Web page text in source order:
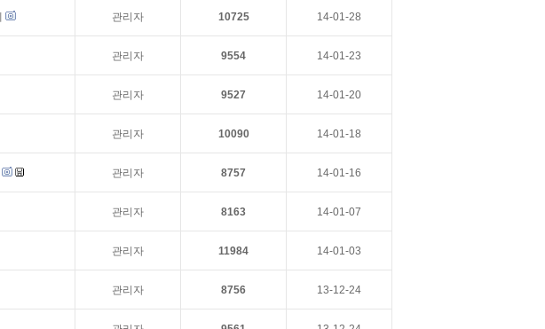
관리자 10725 14-01-28
관리자 9554 14-01-23
관리자 9527 14-01-20
관리자 10090 14-01-18
관리자 8757 14-01-16
관리자 8163 14-01-07
관리자 11984 14-01-03
관리자 8756 13-12-24